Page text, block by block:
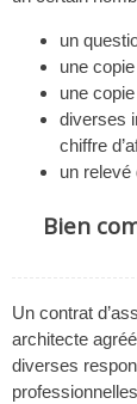
un
une
une
diverses
chiffre
un relevé
Bien
Un contrat
architecte
diverses